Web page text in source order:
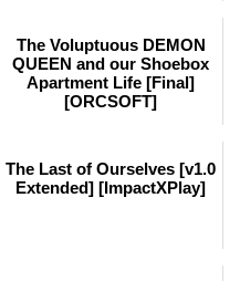
The Voluptuous DEMON
QUEEN and our Shoebox
Apartment Life [Final]
[ORCSOFT]
The Last of Ourselves [v1.0
Extended] [ImpactXPlay]